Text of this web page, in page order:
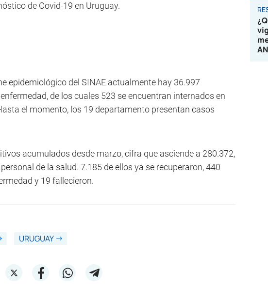
de Covid-19 en Uruguay.
epidemiológico del SINAE actualmente hay 36.997
de los cuales 523 se encuentran internados en
el momento, los 19 departamento presentan casos
acumulados desde marzo, cifra que asciende a 280.372,
de la salud. 7.185 de ellos ya se recuperaron, 440
y 19 fallecieron.
URUGUAY